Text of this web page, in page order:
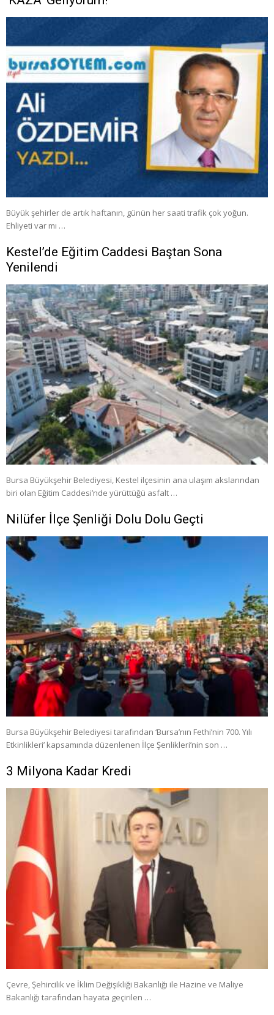
Büyük şehirler de artık haftanın, günün her saati trafik çok yoğun.
Ehliyeti var mı …
Kestel’de Eğitim Caddesi Baştan Sona
Yenilendi
Bursa Büyükşehir Belediyesi, Kestel ilçesinin ana ulaşım akslarından
biri olan Eğitim Caddesi’nde yürüttüğü asfalt …
Nilüfer İlçe Şenliği Dolu Dolu Geçti
Bursa Büyükşehir Belediyesi tarafından ‘Bursa’nın Fethi’nin 700. Yılı
Etkinlikleri’ kapsamında düzenlenen İlçe Şenlikleri’nin son …
3 Milyona Kadar Kredi
Çevre, Şehircilik ve İklim Değişikliği Bakanlığı ile Hazine ve Maliye
Bakanlığı tarafından hayata geçirilen …